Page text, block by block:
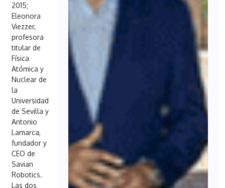
2015;
Eleonora
Viezzer,
profesora
titular de
Física
Atómica y
Nuclear de
la
Universidad
de Sevilla y
Antonio
Lamarca,
fundador y
CEO de
Savian
Robotics.
Las dos